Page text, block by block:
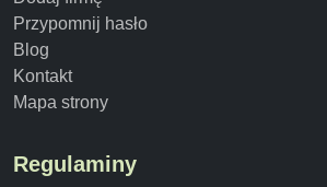
Przypomnij hasło
Blog
Kontakt
Mapa strony
Regulaminy